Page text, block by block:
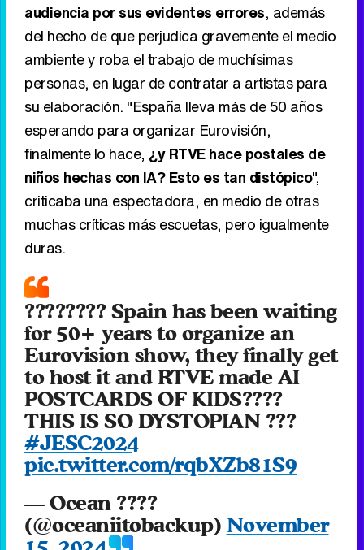
audiencia por sus evidentes errores, además
del hecho de que perjudica gravemente el medio
ambiente y roba el trabajo de muchísimas
personas, en lugar de contratar a artistas para
su elaboración. "España lleva más de 50 años
esperando para organizar Eurovisión,
finalmente lo hace, ¿y RTVE hace postales de
niños hechas con IA? Esto es tan distópico",
criticaba una espectadora, en medio de otras
muchas críticas más escuetas, pero igualmente
duras.
???????? Spain has been waiting
for 50+ years to organize an
Eurovision show, they finally get
to host it and RTVE made AI
POSTCARDS OF KIDS????
THIS IS SO DYSTOPIAN ???
#JESC2024
pic.twitter.com/rqbXZb81S9
— Ocean ????
(@oceaniitobackup) November